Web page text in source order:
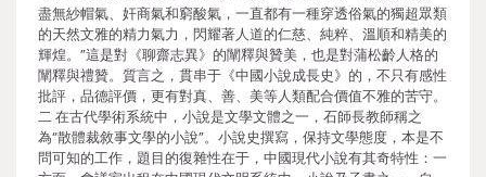
盡無紗帽氣、奸商氣和窮酸氣，一直都有一種穿透俗氣的獨超眾類
的天然文雅的精力氣力，閃耀著人道的仁慈、純粹、溫順和精美的
輝煌。”這是對《聊齋志異》的闡釋與贊美，也是對蒲松齡人格的
闡釋與禮贊。質言之，貫串于《中國小說成長史》的，不只有感性
批評，品德評價，更有對真、善、美等人類配合價值不雅的苦守。
二 在古代學術系統中，小說是文學文體之一，石師長教師稱之
為“散體裁敘事文學的小說”。小說史撰寫，保持文學態度，本是不
問可知的工作，題目的復雜性在于，中國現代小說有其奇特性：一